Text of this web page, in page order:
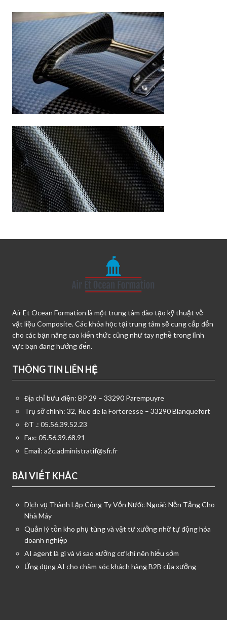
Air Et Ocean Formation là một trung tâm đào tạo kỹ thuật về
vật liệu Composite. Các khóa học tại trung tâm sẽ cung cấp đến
cho các bạn nâng cao kiến thức cũng như tay nghề trong lĩnh
vực bạn đang hướng đến.
THÔNG TIN LIÊN HỆ
Địa chỉ bưu điện: BP 29 – 33290 Parempuyre
Trụ sở chính: 32, Rue de la Forteresse – 33290 Blanquefort
ĐT .: 05.56.39.52.23
Fax: 05.56.39.68.91
Email: a2c.administratif@sfr.fr
BÀI VIẾT KHÁC
Dịch vụ Thành Lập Công Ty Vốn Nước Ngoài: Nền Tảng Cho
Nhà Máy
Quản lý tồn kho phụ tùng và vật tư xưởng nhờ tự động hóa
doanh nghiệp
AI agent là gì và vì sao xưởng cơ khí nên hiểu sớm
Ứng dụng AI cho chăm sóc khách hàng B2B của xưởng